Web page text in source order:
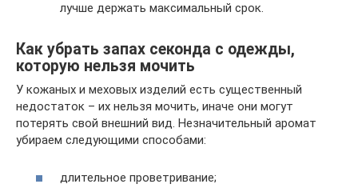
лучше держать максимальный срок.
Как убрать запах секонда с одежды,
которую нельзя мочить
У кожаных и меховых изделий есть существенный
недостаток – их нельзя мочить, иначе они могут
потерять свой внешний вид. Незначительный аромат
убираем следующими способами:
длительное проветривание;